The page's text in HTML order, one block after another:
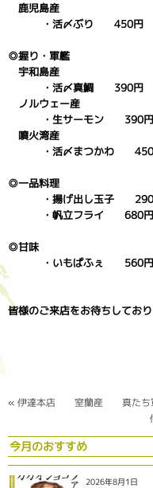
鹿児島産
・活〆ぶり 450円
◎握り・軍艦
宇和島産
・活〆真鯛 390円
ノルウェー産
・生サーモン 390円
噴火湾産
・活〆まつかわ 450
◎一品料理
・揚げ出し玉子 290
・帆立フライ 680円
◎甘味
・いもぱふぇ 560円
皆様のご来店をお待ちしており
« 伊達本店 室蘭産 真た
今月のおすすめ
2026年8月1日